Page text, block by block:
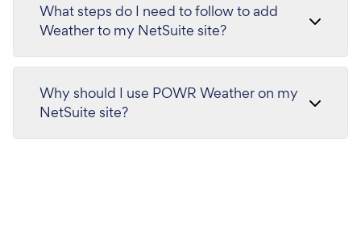
What steps do I need to follow to add
Weather to my NetSuite site?
Why should I use POWR Weather on my
NetSuite site?